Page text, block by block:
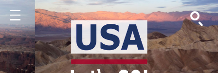
Menu Suche